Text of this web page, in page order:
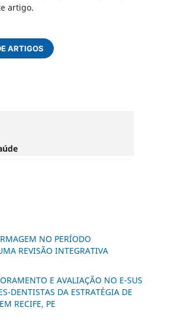
artigo.
NO PERÍODO
REVISÃO INTEGRATIVA
E AVALIAÇÃO NO E-SUS
DENTISTAS DA ESTRATÉGIA DE
RECIFE, PE